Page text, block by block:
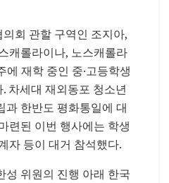
회 관할 구역인 조지아,
캐롤라이나, 노스캐롤라
재학 중인 중·고등학생
차세대 재외동포 청소년
과 한반도 평화통일에 대
련된 이번 행사에는 학생
자 등이 대거 참석했다.
성 위원의 진행 아래 한국